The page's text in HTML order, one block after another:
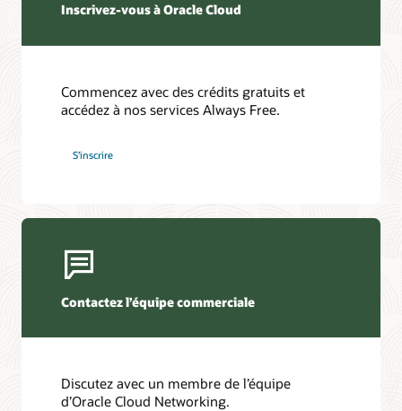
Inscrivez-vous à Oracle Cloud
Commencez avec des crédits gratuits et
accédez à nos services Always Free.
S’inscrire
Contactez l’équipe commerciale
Discutez avec un membre de l’équipe
d’Oracle Cloud Networking.